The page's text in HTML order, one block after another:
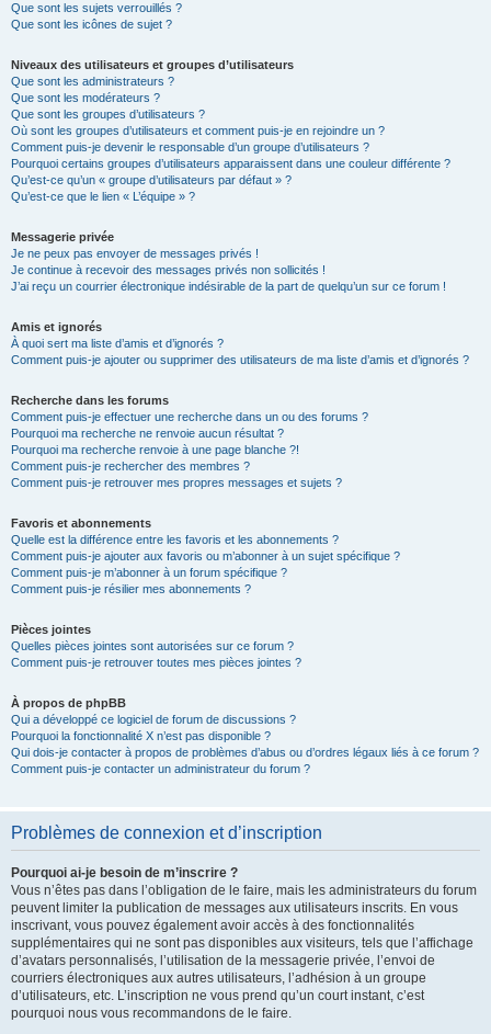
Que sont les sujets verrouillés ?
Que sont les icônes de sujet ?
Niveaux des utilisateurs et groupes d’utilisateurs
Que sont les administrateurs ?
Que sont les modérateurs ?
Que sont les groupes d’utilisateurs ?
Où sont les groupes d’utilisateurs et comment puis-je en rejoindre un ?
Comment puis-je devenir le responsable d’un groupe d’utilisateurs ?
Pourquoi certains groupes d’utilisateurs apparaissent dans une couleur différente ?
Qu’est-ce qu’un « groupe d’utilisateurs par défaut » ?
Qu’est-ce que le lien « L’équipe » ?
Messagerie privée
Je ne peux pas envoyer de messages privés !
Je continue à recevoir des messages privés non sollicités !
J’ai reçu un courrier électronique indésirable de la part de quelqu’un sur ce forum !
Amis et ignorés
À quoi sert ma liste d’amis et d’ignorés ?
Comment puis-je ajouter ou supprimer des utilisateurs de ma liste d’amis et d’ignorés ?
Recherche dans les forums
Comment puis-je effectuer une recherche dans un ou des forums ?
Pourquoi ma recherche ne renvoie aucun résultat ?
Pourquoi ma recherche renvoie à une page blanche ?!
Comment puis-je rechercher des membres ?
Comment puis-je retrouver mes propres messages et sujets ?
Favoris et abonnements
Quelle est la différence entre les favoris et les abonnements ?
Comment puis-je ajouter aux favoris ou m’abonner à un sujet spécifique ?
Comment puis-je m’abonner à un forum spécifique ?
Comment puis-je résilier mes abonnements ?
Pièces jointes
Quelles pièces jointes sont autorisées sur ce forum ?
Comment puis-je retrouver toutes mes pièces jointes ?
À propos de phpBB
Qui a développé ce logiciel de forum de discussions ?
Pourquoi la fonctionnalité X n’est pas disponible ?
Qui dois-je contacter à propos de problèmes d’abus ou d’ordres légaux liés à ce forum ?
Comment puis-je contacter un administrateur du forum ?
Problèmes de connexion et d’inscription
Pourquoi ai-je besoin de m’inscrire ?
Vous n’êtes pas dans l’obligation de le faire, mais les administrateurs du forum
peuvent limiter la publication de messages aux utilisateurs inscrits. En vous
inscrivant, vous pouvez également avoir accès à des fonctionnalités
supplémentaires qui ne sont pas disponibles aux visiteurs, tels que l’affichage
d’avatars personnalisés, l’utilisation de la messagerie privée, l’envoi de
courriers électroniques aux autres utilisateurs, l’adhésion à un groupe
d’utilisateurs, etc. L’inscription ne vous prend qu’un court instant, c’est
pourquoi nous vous recommandons de le faire.